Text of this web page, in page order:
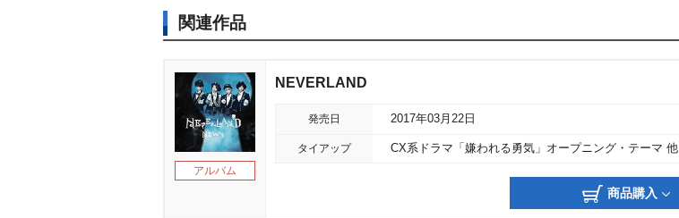
関連作品
アルバム
NEVERLAND
発売日 2017年03月22日
タイアップ CX系ドラマ「嫌われる勇気」オープニング・テーマ 他
商品購入